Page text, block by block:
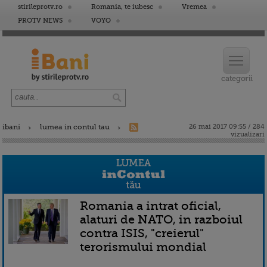
stirileprotv.ro Romania, te iubesc
Vremea
PROTV NEWS
VOYO
ibani lumea in contul tau
26 mai 2017 09:55 / 284
vizualizari
Romania a intrat oficial,
alaturi de NATO, in razboiul
contra ISIS, "creierul"
terorismului mondial